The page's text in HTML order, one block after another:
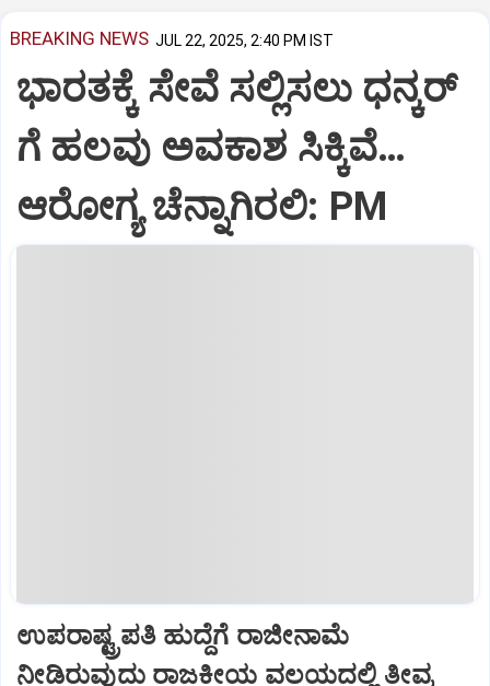
BREAKING NEWS JUL 22, 2025, 2:40 PM IST
ಭಾರತಕ್ಕೆ ಸೇವೆ ಸಲ್ಲಿಸಲು ಧನ್ಕರ್‌
ಗೆ ಹಲವು ಅವಕಾಶ ಸಿಕ್ಕಿವೆ…
ಆರೋಗ್ಯ ಚೆನ್ನಾಗಿರಲಿ: PM
ಉಪರಾಷ್ಟ್ರಪತಿ ಹುದ್ದೆಗೆ ರಾಜೀನಾಮೆ
ನೀಡಿರುವುದು ರಾಜಕೀಯ ವಲಯದಲ್ಲಿ ತೀವ್ರ